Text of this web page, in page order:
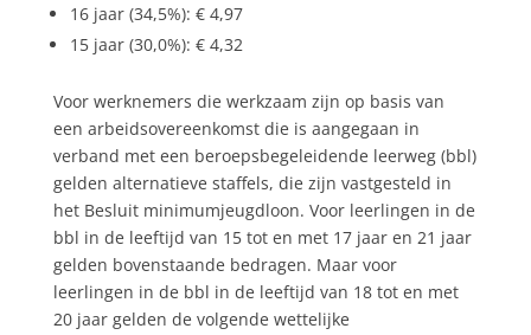
16 jaar (34,5%): € 4,97
15 jaar (30,0%): € 4,32
Voor werknemers die werkzaam zijn op basis van
een arbeidsovereenkomst die is aangegaan in
verband met een beroepsbegeleidende leerweg (bbl)
gelden alternatieve staffels, die zijn vastgesteld in
het Besluit minimumjeugdloon. Voor leerlingen in de
bbl in de leeftijd van 15 tot en met 17 jaar en 21 jaar
gelden bovenstaande bedragen. Maar voor
leerlingen in de bbl in de leeftijd van 18 tot en met
20 jaar gelden de volgende wettelijke